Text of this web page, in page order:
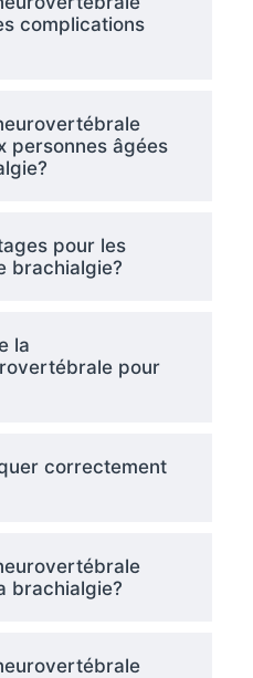
complications
personnes âgées
pour les
brachialgie?
la
pour
correctement
brachialgie?